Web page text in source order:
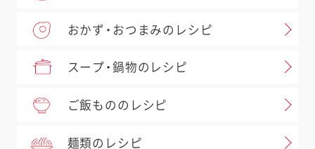
おかず・おつまみのレシピ
スープ・鍋物のレシピ
ご飯もののレシピ
麺類のレシピ